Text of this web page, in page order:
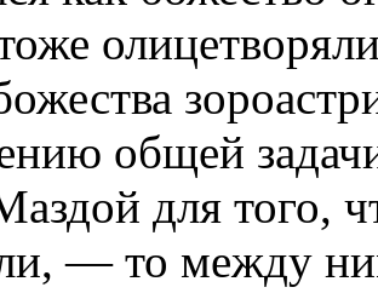
общей
для того,
— то между